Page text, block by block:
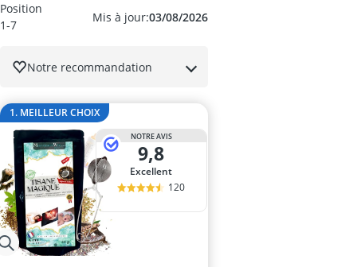
Mis à jour:03/08/2026
Position
1-7
Notre recommandation
1. MEILLEUR CHOIX
NOTRE AVIS
9,8
Excellent
120